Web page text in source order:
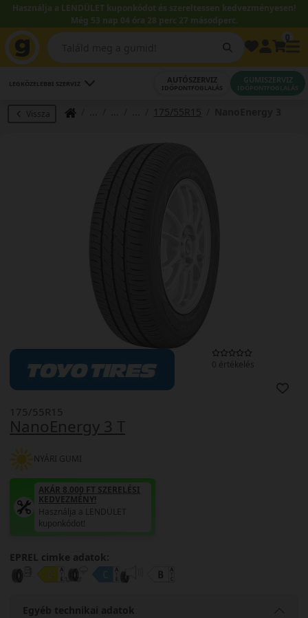
Használja a LENDÜLET kuponkódot és szereltessen kedvezményesen!
Még 53 nap 04 óra 28 perc 26 másodperc.
LEGKÖZELEBBI SZERVIZ AUTÓSZERVIZ
IDŐPONTFOGLALÁS
GUMISZERVIZ
IDŐPONTFOGLALÁS
Vissza 175/55R15
0 értékelés
NanoEnergy 3 T
175/55R15
NYÁRI GUMI
AKÁR 8.000 FT SZERELÉSI
KEDVEZMÉNY!
Használja a LENDÜLET
kuponkódot!
EPREL cimke adatok:
Egyéb technikai adatok